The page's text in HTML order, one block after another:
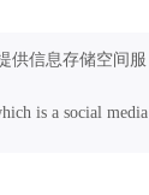
供信息存储空间服
is a social media